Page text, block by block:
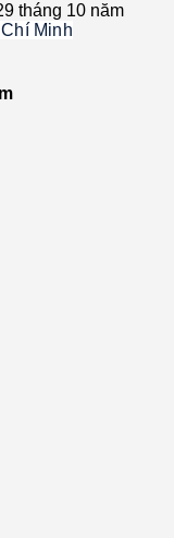
tháng 10 năm
Minh